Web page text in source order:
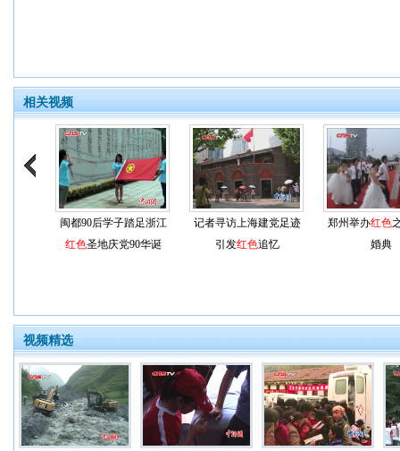
相关视频
闽都90后学子踏足浙江
红色圣地庆党90华诞
记者寻访上海建党足迹
引发红色追忆
郑州举办红色
婚典
视频精选